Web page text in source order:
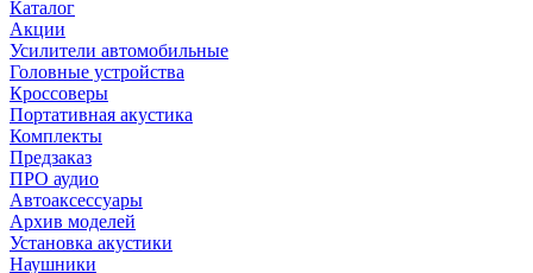
Каталог
Акции
Усилители автомобильные
Головные устройства
Кроссоверы
Портативная акустика
Комплекты
Предзаказ
ПРО аудио
Автоаксессуары
Архив моделей
Установка акустики
Наушники